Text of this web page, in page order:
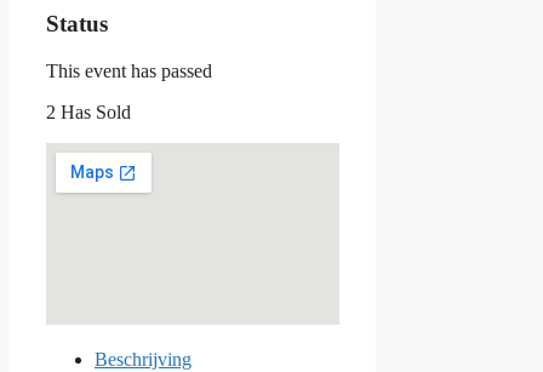
Status
This event has passed
2 Has Sold
Beschrijving